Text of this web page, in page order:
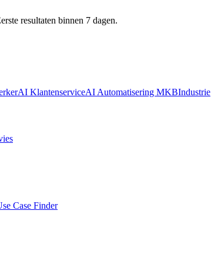
resultaten binnen 7 dagen.
AI KlantenserviceAI Automatisering MKBIndustrie
Case Finder